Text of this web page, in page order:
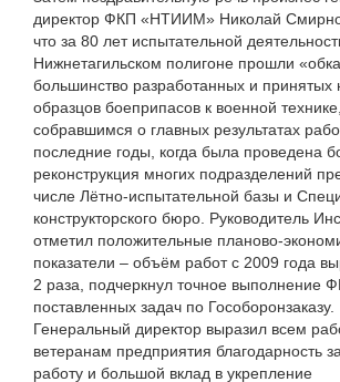
директор ФКП «НТИИМ» Николай
что за 80 лет испытательной
Нижнетагильском полигоне прошли
большинство разработанных и принятых
образцов боеприпасов к военной
собравшимся о главных результатах
последние годы, когда была проведена
реконструкция многих подразделений
числе Лётно-испытательной базы и
конструкторского бюро. Руководитель
отметил положительные планово-
показатели – объём работ с 2009 года
2 раза, подчеркнул точное
поставленных задач по Гособоронзаказу.
Генеральный директор выразил всем
ветеранам предприятия благодарность
работу и большой вклад в укрепление